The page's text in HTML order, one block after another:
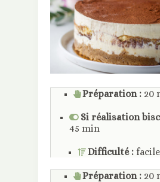
Préparation : 20
Si réalisation
45 min
Difficulté : facile
Préparation : 20